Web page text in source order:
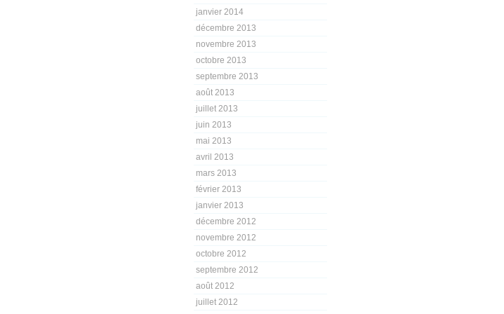
janvier 2014
décembre 2013
novembre 2013
octobre 2013
septembre 2013
août 2013
juillet 2013
juin 2013
mai 2013
avril 2013
mars 2013
février 2013
janvier 2013
décembre 2012
novembre 2012
octobre 2012
septembre 2012
août 2012
juillet 2012